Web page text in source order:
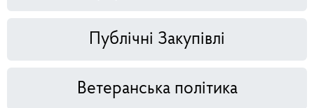
Публічні Закупівлі
Ветеранська політика